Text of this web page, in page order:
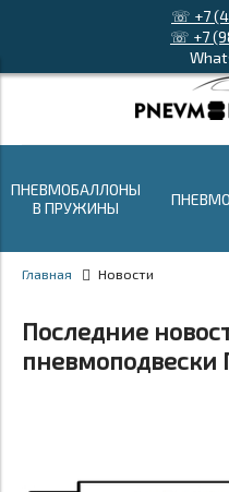
☏ +7
☏ +7
ПНЕВМОБАЛЛОНЫ
В ПРУЖИНЫ
Главная Новости
Последние